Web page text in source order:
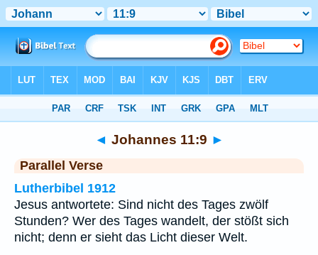
◄ Johannes 11:9 ►
Parallel Verse
Lutherbibel 1912
Jesus antwortete: Sind nicht des Tages zwölf
Stunden? Wer des Tages wandelt, der stößt sich
nicht; denn er sieht das Licht dieser Welt.